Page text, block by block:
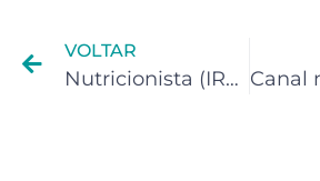
VOLTAR
Nutricionista (IRPF): Não fiz minha declaração e agora ?